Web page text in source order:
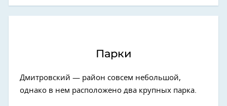
Парки
Дмитровский — район совсем небольшой,
однако в нем расположено два крупных парка.